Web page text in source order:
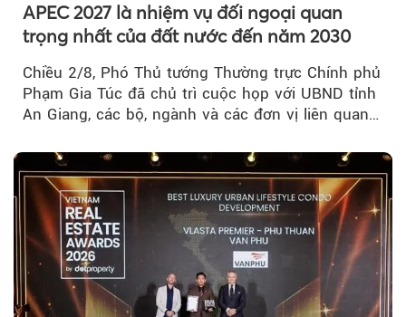
APEC 2027 là nhiệm vụ đối ngoại quan
trọng nhất của đất nước đến năm 2030
Chiều 2/8, Phó Thủ tướng Thường trực Chính phủ
Phạm Gia Túc đã chủ trì cuộc họp với UBND tỉnh
An Giang, các bộ, ngành và các đơn vị liên quan